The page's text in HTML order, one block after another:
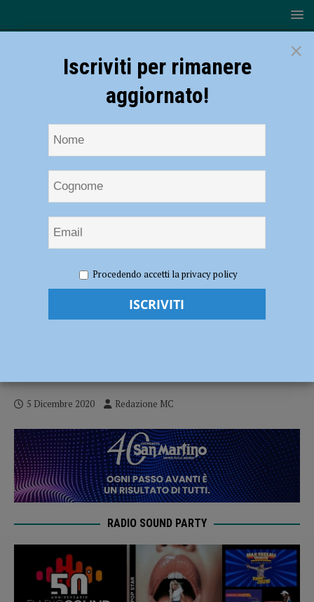
volontariato riempie la vita aiutando gli altri” – AUDIO intervista al
Vice Presidente CSV Emilia
Bocciarelli, “Il volontariato riempie la vita
5 Dicembre 2020 Redazione MC
RADIO SOUND PARTY
×
Iscriviti per rimanere
aggiornato!
Procedendo accetti la privacy policy